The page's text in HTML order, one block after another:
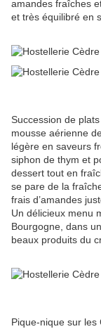
amandes fraîches
et très équilibré en
Succession de
mousse aérienne
légère en saveurs
siphon de thym et
dessert tout en
se pare de la
frais d’amandes
Un délicieux menu
Bourgogne, dans
beaux produits du
Pique-nique sur les